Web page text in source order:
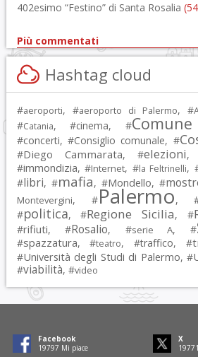
402esimo “Festino” di Santa Rosalia
Più commentati
Hashtag cloud
#aeroporti, #aeroporto di Palermo, #
#Catania, #cinema, #
#concerti, #Consiglio comunale, #
#Diego Cammarata, #elezioni,
#immondizia, #Internet, #la Feltrinelli,
#libri, #mafia, #Mondello, #
Montevergini, #Palermo,
#politica, #Regione Sicilia, #
#rifiuti, #Rosalio, #serie A, #
#spazzatura, #teatro, #traffico, #
#Università degli Studi di Palermo, #
#viabilità, #video
Facebook
19797 Mi piace
X
19771